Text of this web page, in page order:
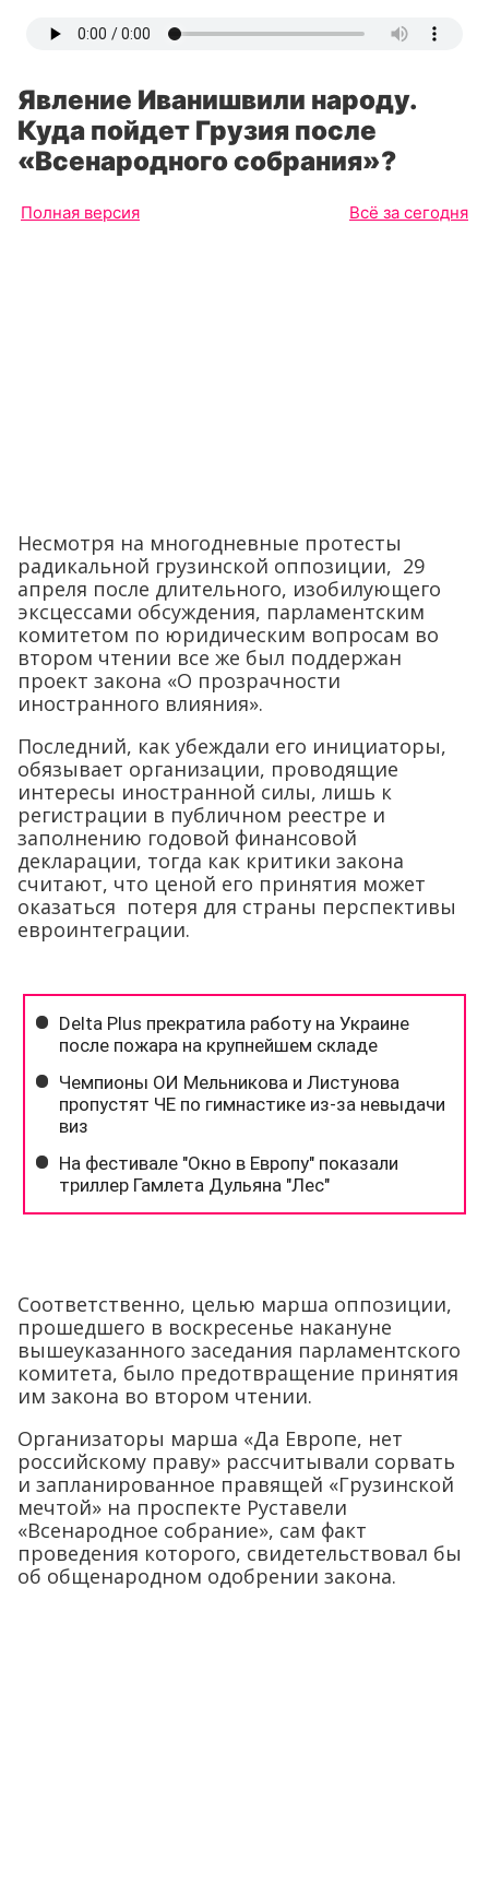
Явление Иванишвили народу.
Куда пойдет Грузия после
«Всенародного собрания»?
Полная версия Всё за сегодня
Несмотря на многодневные протесты
радикальной грузинской оппозиции, 29
апреля после длительного, изобилующего
эксцессами обсуждения, парламентским
комитетом по юридическим вопросам во
втором чтении все же был поддержан
проект закона «О прозрачности
иностранного влияния».
Последний, как убеждали его инициаторы,
обязывает организации, проводящие
интересы иностранной силы, лишь к
регистрации в публичном реестре и
заполнению годовой финансовой
декларации, тогда как критики закона
считают, что ценой его принятия может
оказаться потеря для страны перспективы
евроинтеграции.
Соответственно, целью марша оппозиции,
прошедшего в воскресенье накануне
вышеуказанного заседания парламентского
комитета, было предотвращение принятия
им закона во втором чтении.
Организаторы марша «Да Европе, нет
российскому праву» рассчитывали сорвать
и запланированное правящей «Грузинской
мечтой» на проспекте Руставели
«Всенародное собрание», сам факт
проведения которого, свидетельствовал бы
об общенародном одобрении закона.